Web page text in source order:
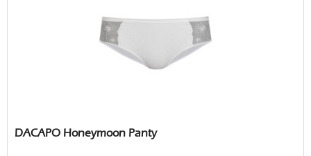
DACAPO Honeymoon Panty